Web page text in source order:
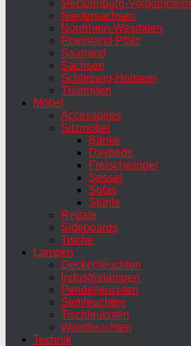
Mecklenburg-Vorpommern
Niedersachsen
Nordrhein-Westfalen
Rheinland-Pfalz
Saarland
Sachsen
Schleswig-Holstein
Thüringen
Möbel
Accessoires
Sitzmöbel
Bänke
Daybeds
Freischwinger
Sessel
Sofas
Stühle
Regale
Sideboards
Tische
Lampen
Deckenleuchten
Industrielampen
Pendelleuchten
Stehleuchten
Tischleuchten
Wandleuchten
Technik